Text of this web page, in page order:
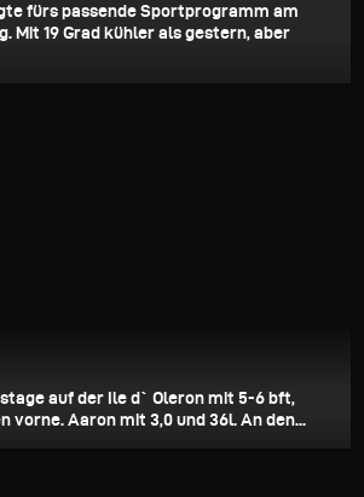
fürs passende Sportprogramm am
Mit 19 Grad kühler als gestern, aber
auf der Ile d` Oleron mit 5-6 bft,
vorne. Aaron mit 3,0 und 36l. An den...